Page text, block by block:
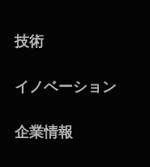
技術
イノベーション
企業情報